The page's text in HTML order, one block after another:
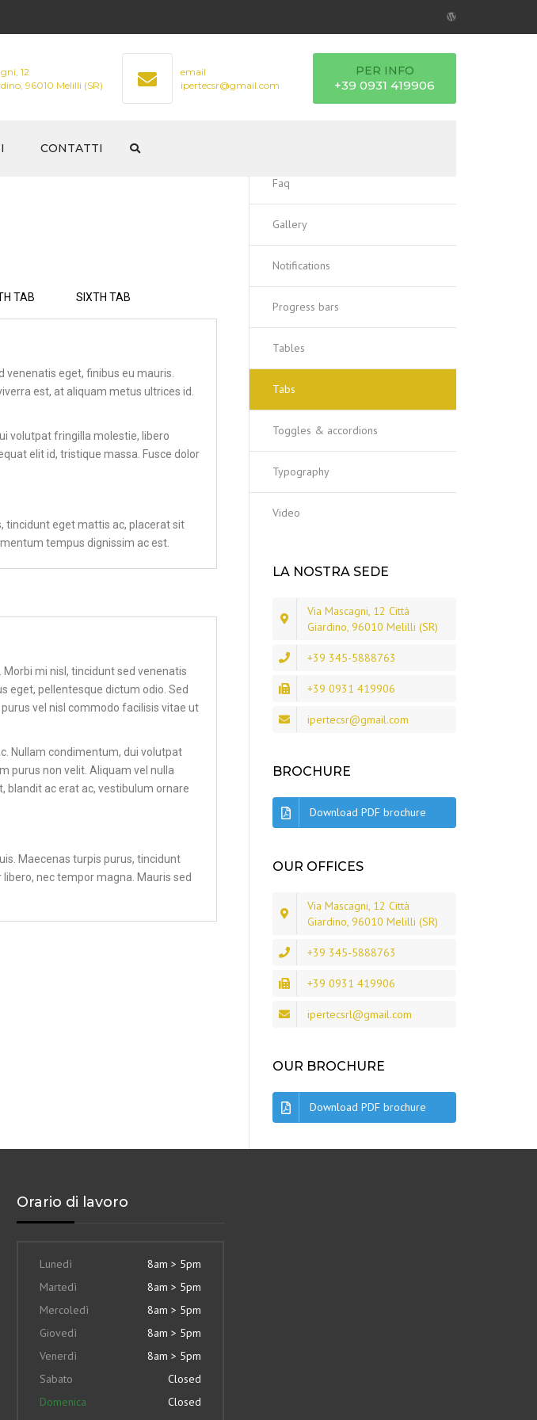
12
96010 Melilli (SR)
email
ipertecsr@gmail.com
PER INFO
+39 0931 419906
E
UNDER PIPE
CONTATTI
TAB SIXTH TAB
eget, finibus eu mauris.
est, at aliquam metus ultrices id.
volutpat fringilla molestie, libero
elit id, tristique massa. Fusce dolor
tincidunt eget mattis ac, placerat sit
tempus dignissim ac est.
mi nisl, tincidunt sed venenatis
eget, pellentesque dictum odio. Sed
vel nisl commodo facilisis vitae ut
Nullam condimentum, dui volutpat
purus non velit. Aliquam vel nulla
blandit ac erat ac, vestibulum ornare
Maecenas turpis purus, tincidunt
nec tempor magna. Mauris sed
Faq
Gallery
Notifications
Progress bars
Tables
Tabs
Toggles & accordions
Typography
Video
LA NOSTRA SEDE
Via Mascagni, 12 Città
Giardino, 96010 Melilli (SR)
+39 345-5888763
+39 0931 419906
ipertecsr@gmail.com
BROCHURE
Download PDF brochure
OUR OFFICES
Via Mascagni, 12 Città
Giardino, 96010 Melilli (SR)
+39 345-5888763
+39 0931 419906
ipertecsrl@gmail.com
OUR BROCHURE
Download PDF brochure
Orario di lavoro
Lunedì
8am > 5pm
Martedì
8am > 5pm
Mercoledì
8am > 5pm
Giovedì
8am > 5pm
Venerdì
8am > 5pm
Sabato
Closed
Domenica
Closed